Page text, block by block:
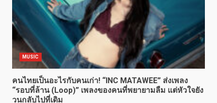
MUSIC
คนไทยเป็นอะไรกับคนเก่า! “INC MATAWEE” ส่งเพลง
“รอบที่ล้าน (Loop)” เพลงของคนที่พยายามลืม แต่หัวใจยัง
วนกลับไปที่เดิม